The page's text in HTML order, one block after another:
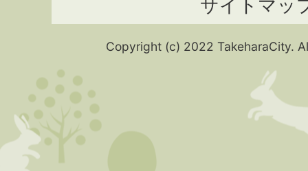
サイトマッ
Copyright (c) 2022 TakeharaCity.